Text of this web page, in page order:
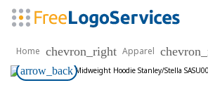
Home chevron_right Apparel
arrow_back